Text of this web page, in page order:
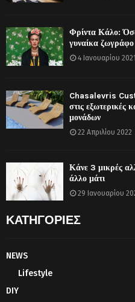
Φρίντα Κάλο: Όσα
γυναίκα
4 Ιανουαρίου 2021
Chasalevris
στις εξωτερικές
μονάδων
22 Απριλίου 2022
Κάνε 3 μικρές
άλλο μάτι
29 Ιανουαρίου
ΚΑΤΗΓΟΡΙΕΣ
NEWS
Lifestyle
DIY